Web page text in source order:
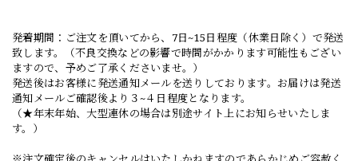
発着期間：ご注文を頂いてから、7日~15日程度（休業日除く）で発送
致します。（不良交換などの影響で時間がかかります可能性もござい
ますので、予めご了承くださいませ。）
発送後はお客様に発送通知メールを送りしております。お届けは発送
通知メールご確認後より３~４日程度となります。
（★年末年始、大型連休の場合は別途サイト上にお知らせいたしま
す。）